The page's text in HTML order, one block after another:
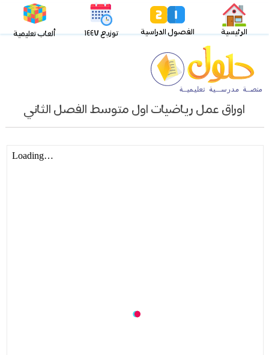
الرئيسية الفصول الدراسية توزيع ١٤٤٧ ألعاب تعليمية
اوراق عمل رياضيات اول متوسط الفصل الثاني